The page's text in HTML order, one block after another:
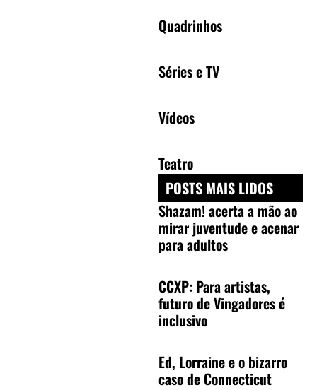
Quadrinhos
Séries e TV
Vídeos
Teatro
POSTS MAIS LIDOS
Shazam! acerta a mão ao
mirar juventude e acenar
para adultos
CCXP: Para artistas,
futuro de Vingadores é
inclusivo
Ed, Lorraine e o bizarro
caso de Connecticut